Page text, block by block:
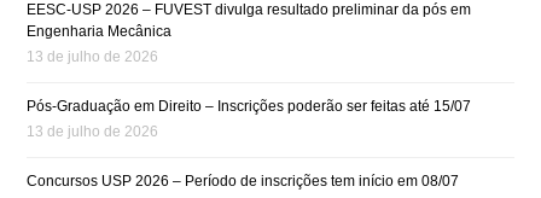
EESC-USP 2026 – FUVEST divulga resultado preliminar da pós em
Engenharia Mecânica
13 de julho de 2026
Pós-Graduação em Direito – Inscrições poderão ser feitas até 15/07
13 de julho de 2026
Concursos USP 2026 – Período de inscrições tem início em 08/07